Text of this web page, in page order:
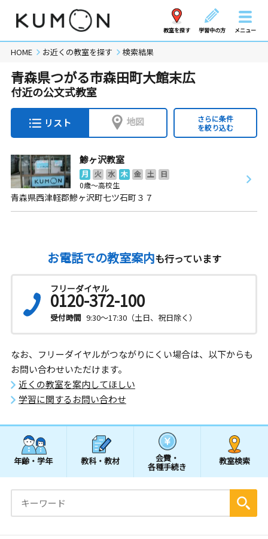
教室を探す 学習中の方 メニュー
HOME お近くの教室を探す 検索結果
青森県つがる市森田町大館末広
付近の公文式教室
リスト 地図
さらに条件
を絞り込む
鯵ヶ沢教室
月 火 水 木 金 土
日
0歳～高校生
青森県西津軽郡鰺ヶ沢町七ツ石町３７
お電話での教室案内も行っています
フリーダイヤル
0120-372-100
受付時間 9:30～17:30（土日、祝日除く）
なお、フリーダイヤルがつながりにくい場合は、以下からも
お問い合わせいただけます。
近くの教室を案内してほしい
学習に関するお問い合わせ
年齢・学年 教科・教材 会費・
各種手続き
教室検索